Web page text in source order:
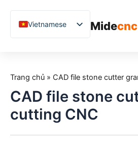
Midecnc
Sản phẩm
Ứng dụng
Vietnamese
English
German
French
Spanish
Trang chủ » CAD file stone cutter
CAD file stone
cutting CNC